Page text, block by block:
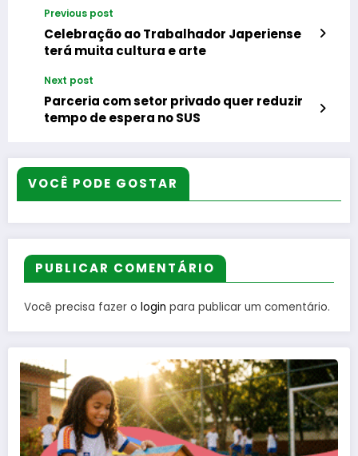
Previous post
Celebração ao Trabalhador Japeriense
terá muita cultura e arte
Next post
Parceria com setor privado quer reduzir
tempo de espera no SUS
VOCÊ PODE GOSTAR
PUBLICAR COMENTÁRIO
Você precisa fazer o login para publicar um comentário.